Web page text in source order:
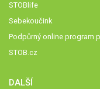
STOBlife
Sebekoučink
Podpůrný online program
STOB.cz
DALŠÍ